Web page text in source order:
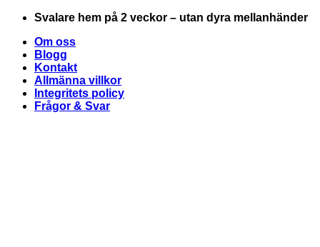
Skip
content
Svalare hem på 2 veckor – utan dyra mellanhänder
Om oss
Blogg
Kontakt
Allmänna villkor
Integritets policy
Frågor & Svar